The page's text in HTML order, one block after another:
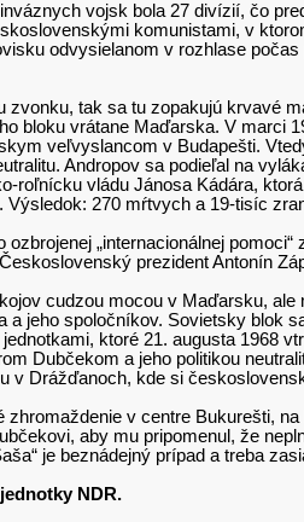
vojsk bola 27 divízií, čo
komunistami, v
odvysielanom v rozhlase
tak sa tu zopakujú krvavé
bloku vrátane Maďarska. V
veľvyslancom v Budapešti.
Andropov sa podieľal na
vládu Jánosa Kádára,
270 mŕtvych a 19-tisíc
„internacionálnej
prezident Antonín
cudzou mocou v Maďarsku,
a jeho spoločníkov. Sovietsky
ktoré 21. augusta 1968
Dubčekom a jeho politikou
Drážďanoch, kde si
v centre Bukurešti,
aby mu pripomenul, že
je beznádejný prípad a treba
NDR.